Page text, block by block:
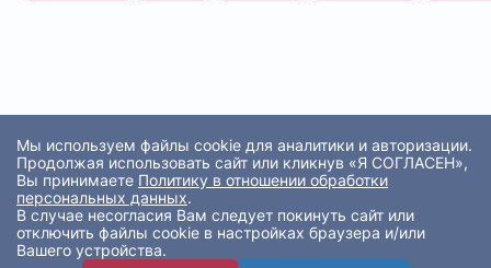
Мы используем файлы cookie для аналитики и авторизации.
Продолжая использовать сайт или кликнув «Я СОГЛАСЕН»,
Вы принимаете Политику в отношении обработки
персональных данных.
В случае несогласия Вам следует покинуть сайт или
отключить файлы cookie в настройках браузера и/или
Вашего устройства.